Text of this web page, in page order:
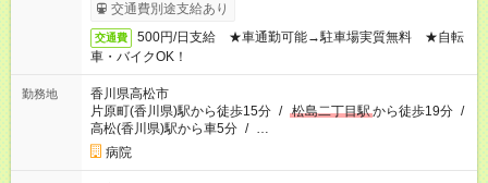
交通費別途支給あり
交通費
500円/日支給 ★車通勤可能→駐車場実質無料 ★自転
車・バイクOK！
勤務地
香川県高松市
片原町(香川県)駅から徒歩15分 / 松島二丁目駅から徒歩19分 /
高松(香川県)駅から車5分 / …
病院